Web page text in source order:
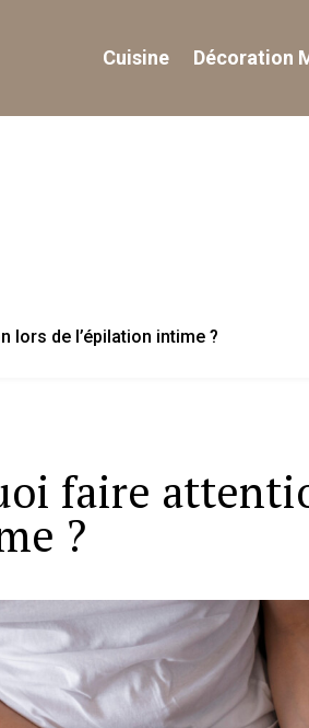
Cuisine Décoration
lors de l’épilation intime ?
faire
?